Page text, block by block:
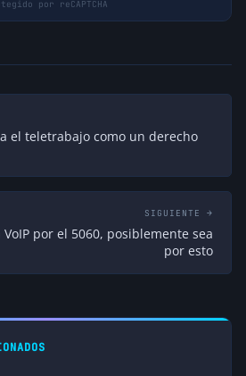
el teletrabajo como un derecho
SIGUIENTE →
por el 5060, posiblemente sea
por esto